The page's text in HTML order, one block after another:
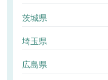
茨城県
埼玉県
広島県